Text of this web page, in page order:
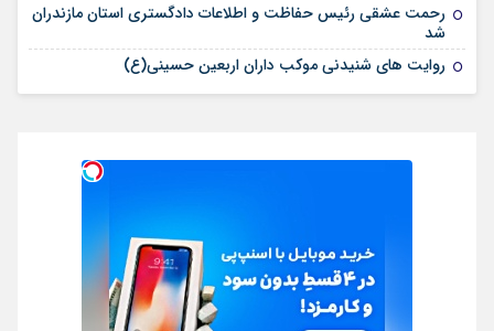
رحمت عشقی رئیس حفاظت و اطلاعات دادگستری استان مازندران
شد
روایت های شنیدنی موکب داران اربعین حسینی(ع)